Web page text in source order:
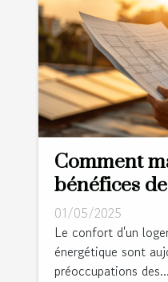
Comment
bénéfices
rénovation
01/05/2025
Le confort d'un
énergétique sont
préoccupations des...